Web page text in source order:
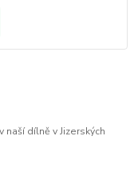
dílně v Jizerských